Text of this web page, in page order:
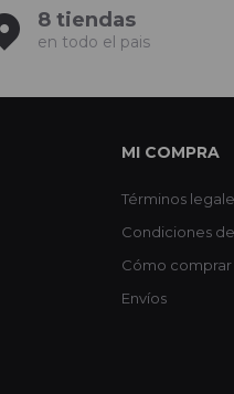
8 tiendas
en todo el pais
MI COMPRA
Términos
Condiciones
Cómo comprar
Envíos